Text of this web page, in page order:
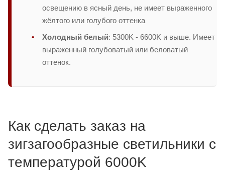
освещению в ясный день, не имеет выраженного
жёлтого или голубого оттенка
Холодный белый: 5300K - 6600K и выше. Имеет
выраженный голубоватый или беловатый
оттенок.
Как сделать заказ на
зигзагообразные светильники с
температурой 6000K